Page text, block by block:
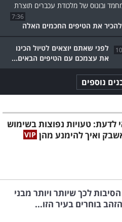
7:36
את הטיפים החכמים האלה
לפני שאתם יוצאים לטיול הכינו
את עצמכם עם הטיפים הבאים...
נוספים
לדעת: טעויות נפוצות בשימוש
ואיך להימנע מהן
לכך שיותר ויותר מבני
בוחרים בעיר הזו...